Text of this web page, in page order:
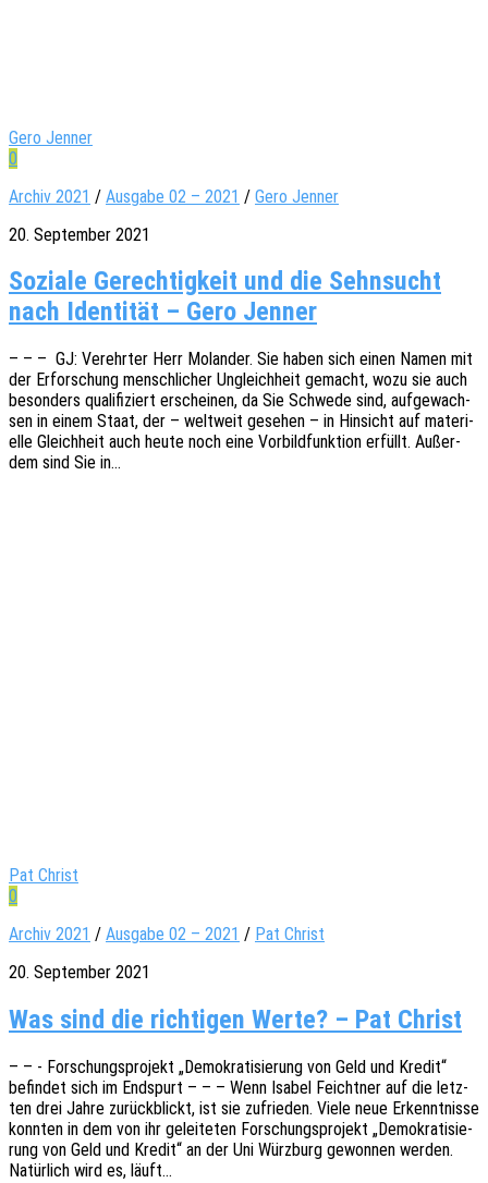
Gero Jenner
0
Archiv 2021 / Ausgabe 02 – 2021 / Gero Jenner
20. September 2021
Soziale Gerechtigkeit und die Sehnsucht
nach Identität – Gero Jenner
– – – GJ: Verehr­ter Herr Molan­der. Sie haben sich einen Namen mit
der Erfor­schung mensch­li­cher Ungleich­heit gemacht, wozu sie auch
beson­ders quali­fi­ziert erschei­nen, da Sie Schwe­de sind, aufge­wach­
sen in einem Staat, der – welt­weit gese­hen – in Hinsicht auf mate­ri­
el­le Gleich­heit auch heute noch eine Vorbild­funk­ti­on erfüllt. Außer­
dem sind Sie in…
Pat Christ
0
Archiv 2021 / Ausgabe 02 – 2021 / Pat Christ
20. September 2021
Was sind die richtigen Werte? – Pat Christ
– – - Forschungs­pro­jekt „Demo­kra­ti­sie­rung von Geld und Kredit“
befin­det sich im Endspurt – – – Wenn Isabel Feicht­ner auf die letz­
ten drei Jahre zurück­blickt, ist sie zufrie­den. Viele neue Erkennt­nis­se
konn­ten in dem von ihr gelei­te­ten Forschungs­pro­jekt „Demo­kra­ti­sie­
rung von Geld und Kredit“ an der Uni Würz­burg gewon­nen werden.
Natür­lich wird es, läuft…